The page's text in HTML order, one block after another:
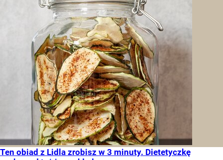
Ten obiad z Lidla zrobisz w 3 minuty. Dietetyczkę